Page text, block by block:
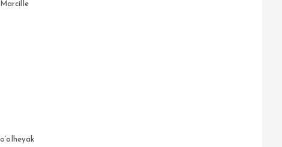
Marcille